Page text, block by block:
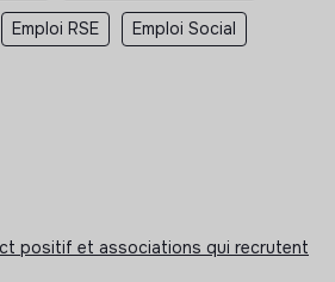
Emploi RSE Emploi Social
positif et associations qui recrutent